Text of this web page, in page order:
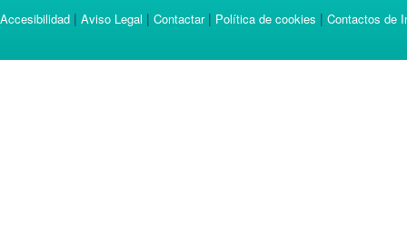
Accesibilidad | Aviso Legal | Contactar| Política de cookies | Contactos de